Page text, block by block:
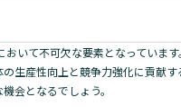
いて不可欠な要素となっていま
生産性向上と競争力強化に貢献
会となるでしょう。